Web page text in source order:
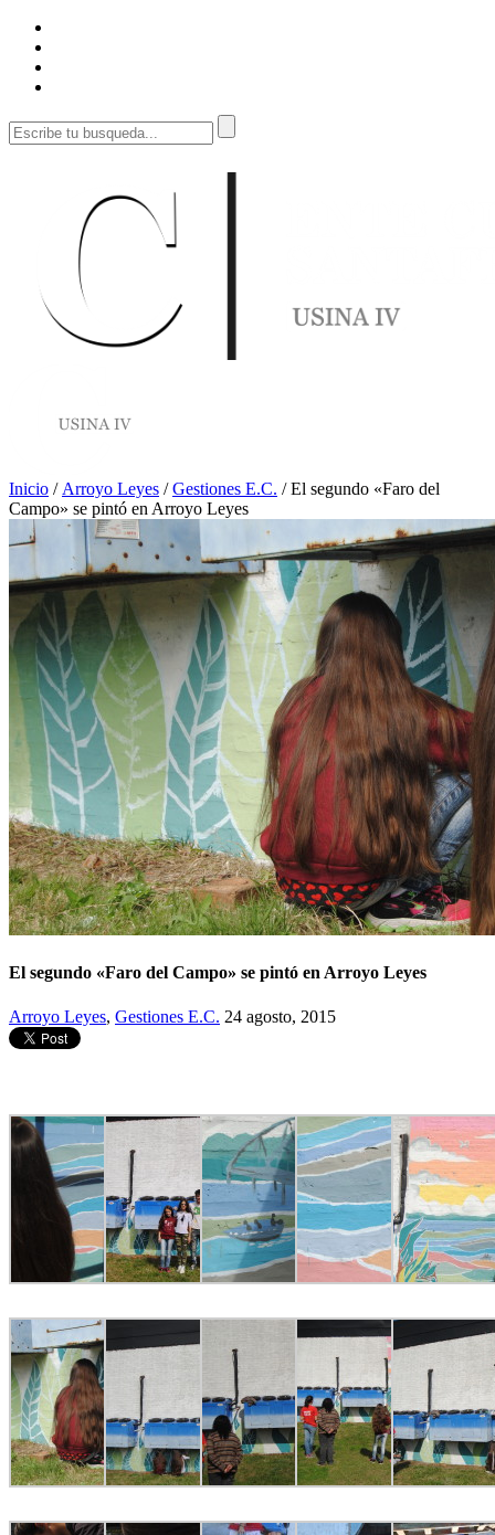
Inicio / Arroyo Leyes /Gestiones E.C. /El segundo «Faro del
Campo» se pintó en Arroyo Leyes
El segundo «Faro del Campo» se pintó en Arroyo Leyes
Arroyo Leyes, Gestiones E.C. 24 agosto, 2015